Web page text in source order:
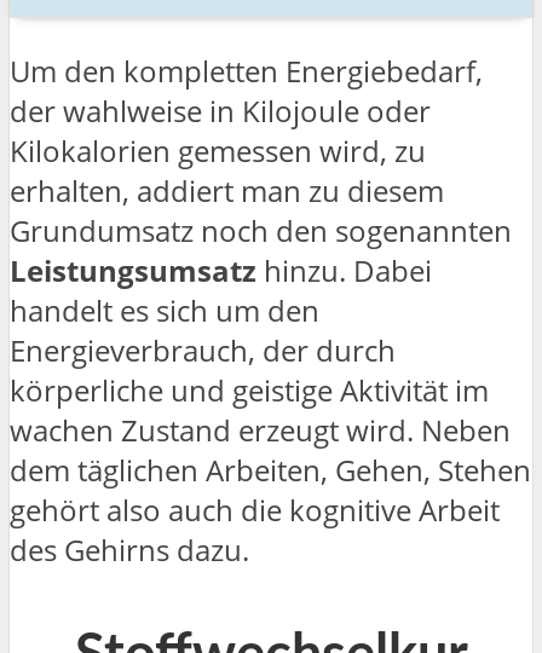
Um den kompletten Energiebedarf,
der wahlweise in Kilojoule oder
Kilokalorien gemessen wird, zu
erhalten, addiert man zu diesem
Grundumsatz noch den sogenannten
Leistungsumsatz hinzu. Dabei
handelt es sich um den
Energieverbrauch, der durch
körperliche und geistige Aktivität im
wachen Zustand erzeugt wird. Neben
dem täglichen Arbeiten, Gehen, Stehen
gehört also auch die kognitive Arbeit
des Gehirns dazu.